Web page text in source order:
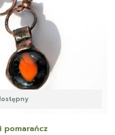
pomarańcz